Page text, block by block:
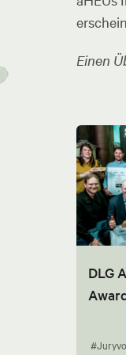
Einen
DLG